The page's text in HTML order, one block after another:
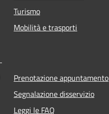
Turismo
Mobilità e trasporti
Prenotazione appuntamento
Segnalazione disservizio
Leggi le FAQ